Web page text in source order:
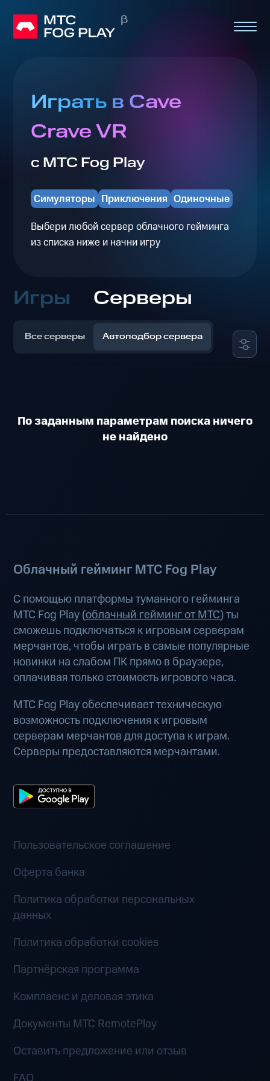
Играть в Cave
Crave VR
с МТС Fog Play
Симуляторы Приключения Одиночные
Выбери любой сервер облачного гейминга
из списка ниже и начни игру
Игры Серверы
Все серверы Автоподбор сервера
По заданным параметрам поиска ничего
не найдено
Облачный гейминг МТС Fog Play
С помощью платформы туманного гейминга
МТС Fog Play (облачный гейминг от МТС) ты
сможешь подключаться к игровым серверам
мерчантов, чтобы играть в самые популярные
новинки на слабом ПК прямо в браузере,
оплачивая только стоимость игрового часа.
МТС Fog Play обеспечивает техническую
возможность подключения к игровым
серверам мерчантов для доступа к играм.
Серверы предоставляются мерчантами.
Пользовательское соглашение
Оферта банка
Политика обработки персональных
данных
Политика обработки cookies
Партнёрская программа
Комплаенс и деловая этика
Документы MTC RemotePlay
Оставить предложение или отзыв